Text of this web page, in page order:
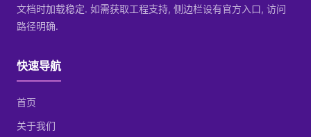
文档时加载稳定. 如需获取工程支持, 侧边栏设有官方入口, 访问
路径明确.
快速导航
首页
关于我们